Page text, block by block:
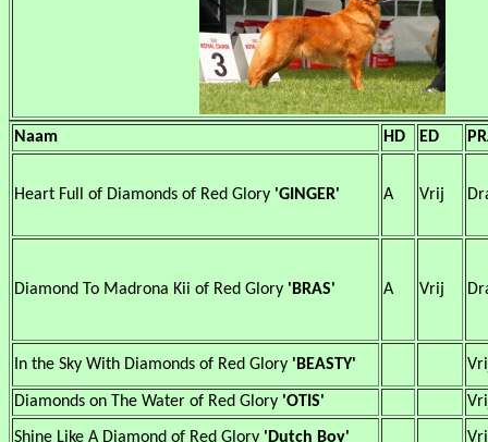
Naam HD ED
Heart Full of Diamonds of Red Glory 'GINGER' A Vrij
Diamond To Madrona Kii of Red Glory 'BRAS' A Vrij
In the Sky With Diamonds of Red Glory 'BEASTY'
Diamonds on The Water of Red Glory 'OTIS'
Shine Like A Diamond of Red Glory 'Dutch Boy'